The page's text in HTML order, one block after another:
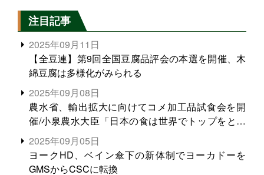
注目記事
2025年09月11日
【全豆連】第9回全国豆腐品評会の本選を開催、木
綿豆腐は多様化がみられる
2025年09月08日
農水省、輸出拡大に向けてコメ加工品試食会を開
催/小泉農水大臣「日本の食は世界でトップをとれ
る。米増産に向けて、米輸出需要の拡大を」
2025年09月05日
ヨークHD、ベイン傘下の新体制でヨーカドーを
GMSからCSCに転換